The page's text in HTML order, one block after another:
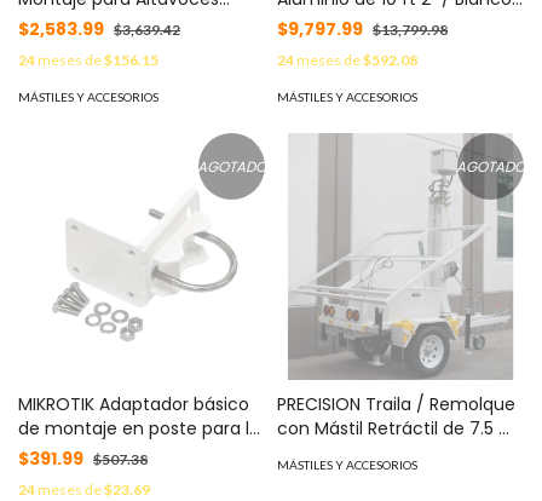
WAKE TOWER / Montaje al
Ras y en Tubo 2" y 2.5" /
Resistente a UV y Niebla
Salina / Compatible con
Barra MOD: 10-13101-20
$2,583.99 $3,639.42
24meses de$156.15
MÁSTILES Y ACCESORIOS
con 4 Oficios. MOD: HUB-
HBL-PPO-AAL
$9,797.99 $13,799.98
24meses de$592.08
MÁSTILES Y ACCESORIOS
AGOTADO
MIKROTIK Adaptador básico
de montaje en poste para la
serie LHG, hecho de metal
MOD: LHGMOUNT
$391.99 $507.38
24meses de$23.69
AGOTADO
PRECISION Traila / Remolque
con Mástil Retráctil de 7.5 m.
para Videovigilancia o
Iluminación, con capacidad
MÁSTILES Y ACCESORIOS